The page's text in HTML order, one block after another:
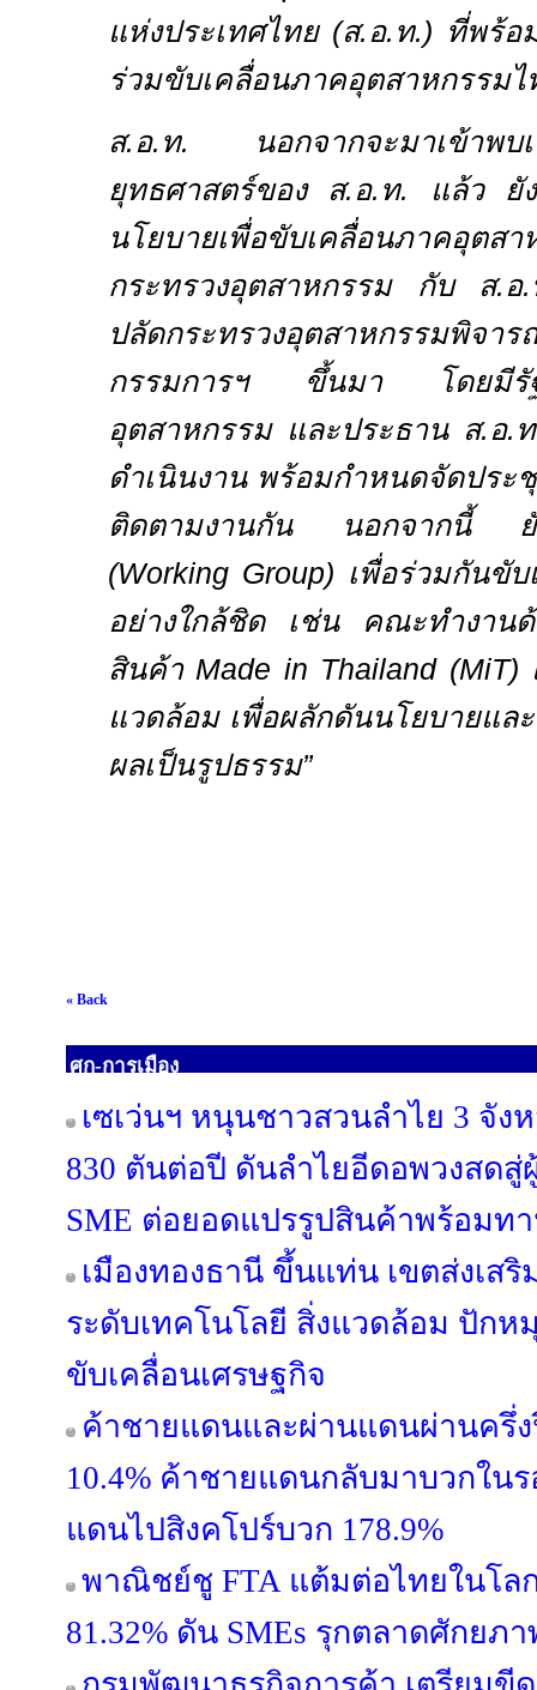
แห่งประเทศไทย (ส.อ.ท.) ที่พร้อ
ร่วมขับเคลื่อนภาคอุตสาหกรรมไ
ส.อ.ท. นอกจากจะมาเข้าพบเ
ยุทธศาสตร์ของ ส.อ.ท. แล้ว ยัง
นโยบายเพื่อขับเคลื่อนภาคอุต
กระทรวงอุตสาหกรรม กับ ส.
ปลัดกระทรวงอุตสาหกรรมพิจา
กรรมการฯ ขึ้นมา โดยมีรัฐม
อุตสาหกรรม และประธาน ส.อ.
ดำเนินงาน พร้อมกำหนดจัดประ
ติดตามงานกัน นอกจากนี้ ยัง
(Working Group) เพื่อร่วมกันขับ
อย่างใกล้ชิด เช่น คณะทำงาน
สินค้า Made in Thailand (MiT)
แวดล้อม เพื่อผลักดันนโยบายแล
ผลเป็นรูปธรรม”
« Back
ศก-การเมือง
เซเว่นฯ หนุนชาวสวนลำไย 3 จัง
830 ตันต่อปี ดันลำไยอีดอพวงสด
SME ต่อยอดแปรรูปสินค้าพร้อมท
เมืองทองธานี ขึ้นแท่น เขตส่งเสริ
ระดับเทคโนโลยี สิ่งแวดล้อม ปักห
ขับเคลื่อนเศรษฐกิจ
ค้าชายแดนและผ่านแดนผ่านครึ่ง
10.4% ค้าชายแดนกลับมาบวกใน
แดนไปสิงคโปร์บวก 178.9%
พาณิชย์ชู FTA แต้มต่อไทยในโล
81.32% ดัน SMEs รุกตลาดศักยภ